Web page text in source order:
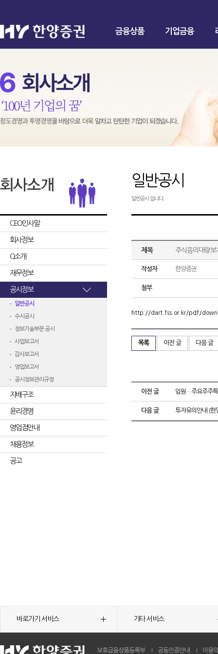
금융상품 기업금융
CEO인사말
회사정보
CI소개
재무정보
공시정보
일반공시
수시공시
정보기술부문 공시
사업보고서
감사보고서
영업보고서
공시정보관리규정
지배구조
윤리경영
영업점안내
채용정보
공고
일반공시
일반공시 입니다.
제목 주식등의대량보
작성자 한양증권
첨부
http://dart.fss.or.kr/pdf/
목록 이전 글 다음 글
이전 글 임원ㆍ주요주주
다음 글 투자유의안내 (한
바로가기 서비스 기타 서비스
보호금융상품등록부 공동인증안내 이용